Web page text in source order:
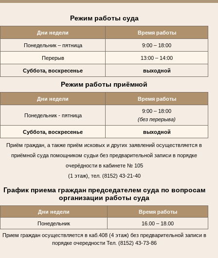
Режим работы суда
Дни недели Время работы
Понедельник – пятница 9:00 – 18:00
Перерыв 13:00 – 14:00
Суббота, воскресенье выходной
Режим работы приёмной
Дни недели Время работы
Понедельник - пятница
9:00 – 18:00
(без перерыва)
Суббота, воскресенье выходной
Приём граждан, а также приём исковых и других заявлений осуществляется в
приёмной суда помощником судьи без предварительной записи в порядке
очерёдности в кабинете № 105
(1 этаж), тел. (8152) 43-21-40
График приема граждан председателем суда по вопросам
организации работы суда
Дни недели
Время работы
Понедельник
16.00 – 18.00
Прием граждан осуществляется в каб.408 (4 этаж) без предварительной записи в
порядке очередности Тел. (8152) 43-73-86